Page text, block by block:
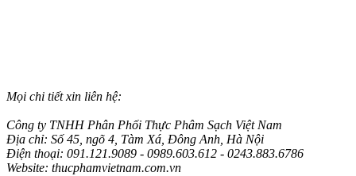
Mọi chi tiết xin liên hệ:
Công ty TNHH Phân Phối Thực Phâm Sạch Việt Nam
Địa chỉ: Số 45, ngõ 4, Tàm Xá, Đông Anh, Hà Nội
Điện thoại: 091.121.9089 - 0989.603.612 - 0243.883.6786
Website: thucphamvietnam.com.vn